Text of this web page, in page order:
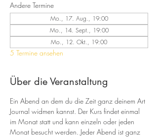
Andere Termine
Mo., 17. Aug., 19:00
Mo., 14. Sept., 19:00
Mo., 12. Okt., 19:00
5 Termine ansehen
Über die Veranstaltung
Ein Abend an dem du die Zeit ganz deinem Art
Journal widmen kannst. Der Kurs findet einmal
im Monat statt und kann einzeln oder jeden
Monat besucht werden. Jeder Abend ist ganz